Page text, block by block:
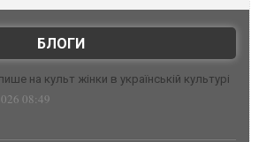
БЛОГИ
на культ жінки в українській культурі
08:49